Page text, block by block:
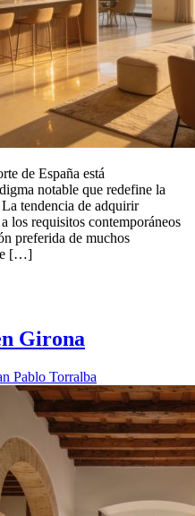
de España está
notable que redefine la
tendencia de adquirir
los requisitos contemporáneos
preferida de muchos
[…]
Girona
Pablo Torralba